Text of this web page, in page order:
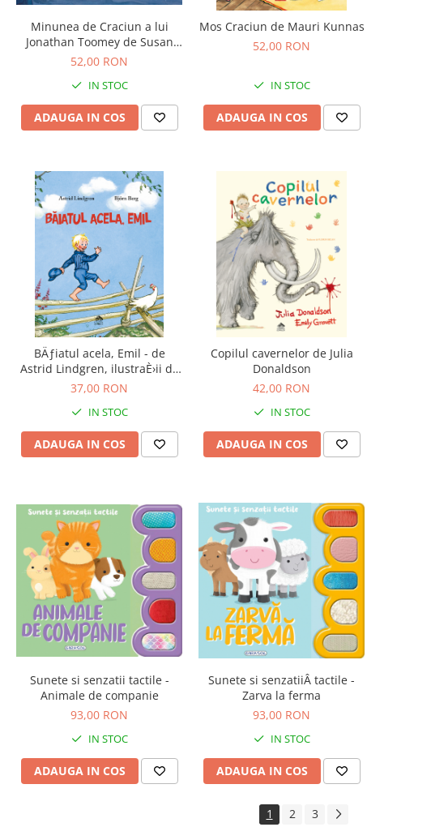
Minunea de Craciun a lui
Jonathan Toomey de Susan
Wojciechowski ilustratii de P.J.
52,00 RON
IN STOC
ADAUGA IN COS
Mos Craciun de Mauri Kunnas
52,00 RON
IN STOC
ADAUGA IN COS
BÄƒiatul acela, Emil - de
Astrid Lindgren, ilustraÈ›ii de
BjÃ¶rn Berg
37,00 RON
IN STOC
ADAUGA IN COS
Copilul cavernelor de Julia
Donaldson
42,00 RON
IN STOC
ADAUGA IN COS
Sunete si senzatii tactile -
Animale de companie
93,00 RON
IN STOC
ADAUGA IN COS
Sunete si senzatiiÂ tactile -
Zarva la ferma
93,00 RON
IN STOC
ADAUGA IN COS
1 2 3